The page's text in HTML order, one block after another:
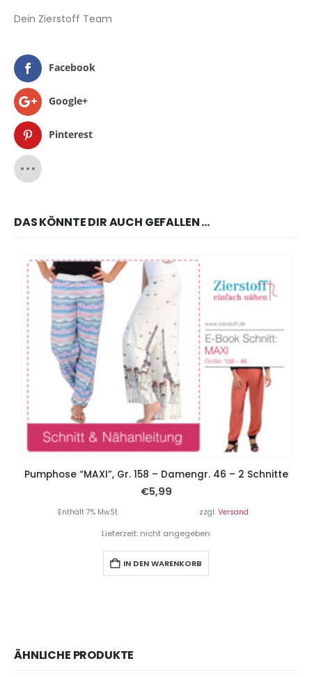
Dein Zierstoff Team
Facebook
Google+
Pinterest
DAS KÖNNTE DIR AUCH GEFALLEN …
Pumphose “MAXI”, Gr. 158 – Damengr. 46 – 2 Schnitte
€5,99
Enthält 7% MwSt. zzgl. Versand
Lieferzeit: nicht angegeben
IN DEN WARENKORB
ÄHNLICHE PRODUKTE